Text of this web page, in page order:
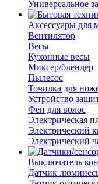
Универсальное
Аксессуары для
Вентилятор
Весы
Кухонные весы
Миксер/блендер
Пылесос
Точилка для
Устройство
Фен для волос
Электрическая
Электрический
Электрический
Выключатель
Датчик